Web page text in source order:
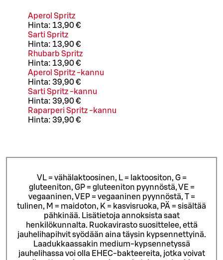
Aperol Spritz
Hinta: 13,90 €
Sarti Spritz
Hinta: 13,90 €
Rhubarb Spritz
Hinta: 13,90 €
Aperol Spritz -kannu
Hinta: 39,90 €
Sarti Spritz -kannu
Hinta: 39,90 €
Raparperi Spritz -kannu
Hinta: 39,90 €
VL = vähälaktoosinen, L = laktoositon, G =
gluteeniton, GP = gluteeniton pyynnöstä, VE =
vegaaninen, VEP = vegaaninen pyynnöstä, T =
tulinen, M = maidoton, K = kasvisruoka, PÄ = sisältää
pähkinää. Lisätietoja annoksista saat
henkilökunnalta. Ruokavirasto suosittelee, että
jauhelihapihvit syödään aina täysin kypsennettyinä.
Laadukkaassakin medium-kypsennetyssä
jauhelihassa voi olla EHEC-bakteereita, jotka voivat